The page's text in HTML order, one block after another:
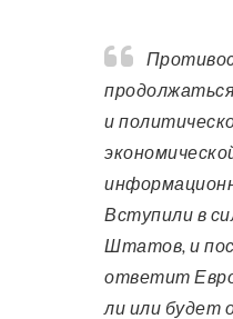
Противостояние будет
и
Вступили в
Штатов, и
ответит
ли или будет